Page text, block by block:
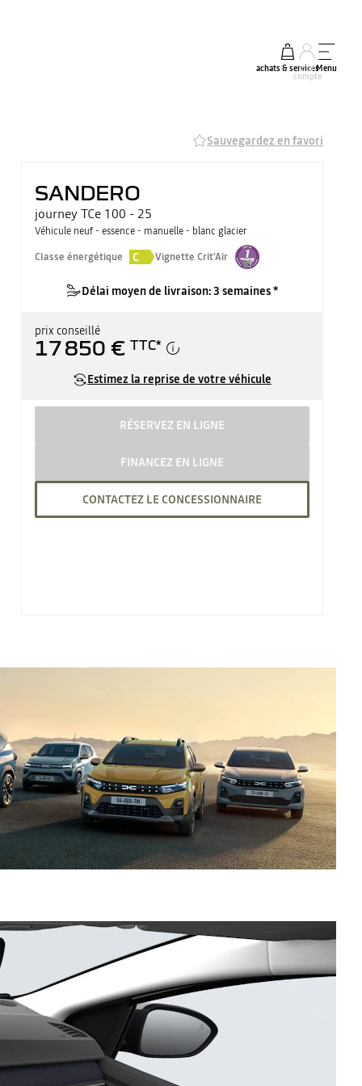
achats & services
mon
compte
Menu
Sauvegardez en favori
SANDERO
journey TCe 100 - 25
Véhicule neuf - essence - manuelle - blanc glacier
Classe énergétique
C Vignette Crit'Air
Délai moyen de livraison: 3 semaines *
prix conseillé
17 850 € TTC*
Estimez la reprise de votre véhicule
RÉSERVEZ EN LIGNE
FINANCEZ EN LIGNE
CONTACTEZ LE CONCESSIONNAIRE